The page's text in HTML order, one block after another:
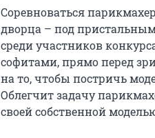
Соревноваться
дворца – под
среди участников
софитами, прямо перед
на то, чтобы постричь
Облегчит задачу
своей собственной